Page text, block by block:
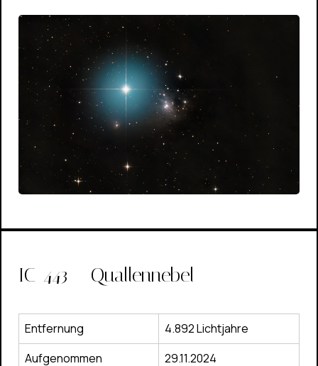
IC-443 – Quallennebel
Entfernung
4.892 Lichtjahre
Aufgenommen
29.11.2024